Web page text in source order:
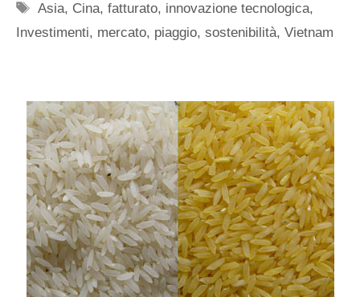
Tag
Asia, Cina,fatturato, innovazione tecnologica,
Investimenti, mercato, piaggio, sostenibilità, Vietnam